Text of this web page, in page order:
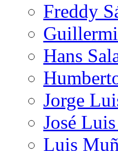
Freddy
Hans
Jorge
José
Luis